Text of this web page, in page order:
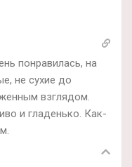
понравилась, на
не сухие до
взглядом.
и гладенько. Как-